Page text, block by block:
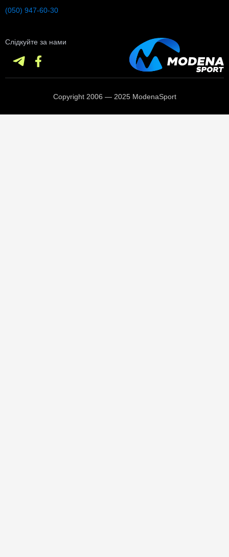
(050) 947-60-30
Слідкуйте за нами
Copyright 2006 — 2025 ModenaSport